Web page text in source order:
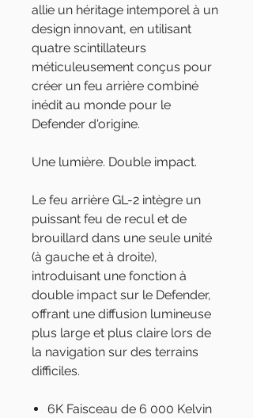
allie un héritage intemporel à un
design innovant, en utilisant
quatre scintillateurs
méticuleusement conçus pour
créer un feu arrière combiné
inédit au monde pour le
Defender d'origine.
Une lumière. Double impact.
Le feu arrière GL-2 intègre un
puissant feu de recul et de
brouillard dans une seule unité
(à gauche et à droite),
introduisant une fonction à
double impact sur le Defender,
offrant une diffusion lumineuse
plus large et plus claire lors de
la navigation sur des terrains
difficiles.
6K Faisceau de 6 000 Kelvin